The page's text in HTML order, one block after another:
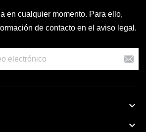
en cualquier momento. Para ello,
de contacto en el aviso legal.

